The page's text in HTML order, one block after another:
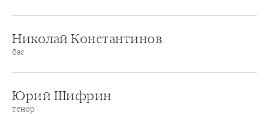
Николай Константинов
бас
Юрий Шифрин
тенор